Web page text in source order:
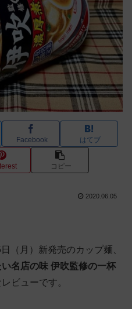
Facebook はてブ
コピー
2020.06.05
（月）新発売のカップ麺、
名店の味 伊吹監修の一杯
ビューです。